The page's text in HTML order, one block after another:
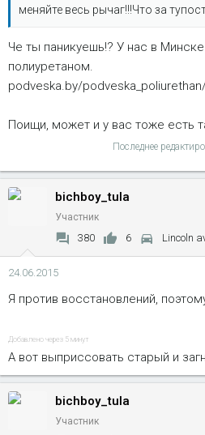
меняйте весь рычаг!!!Что за
Че ты паникуешь!? У нас в
полиуретаном.
podveska.by/
Поищи, может и у вас тоже есть
Последнее
bichboy_tula
Участник
380 6 Lincoln
24.06.2015
Я против восстановлений,
Добавлено через 5 минут
А вот выприссовать старый и
bichboy_tula
Участник